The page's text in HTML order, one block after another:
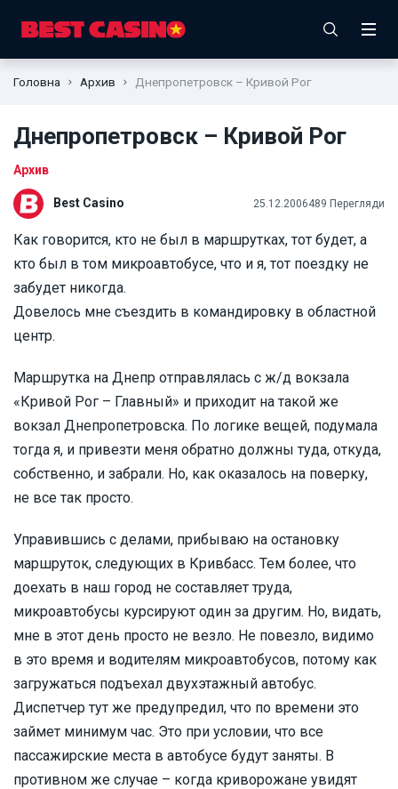
Головна Архив Днепропетровск – Кривой Рог
Днепропетровск – Кривой Рог
Архив
Best Casino 25.12.2006489 Перегляди
Как говорится, кто не был в маршрутках, тот будет, а
кто был в том микроавтобусе, что и я, тот поездку не
забудет никогда.
Довелось мне съездить в командировку в областной
центр.
Маршрутка на Днепр отправлялась с ж/д вокзала
«Кривой Рог – Главный» и приходит на такой же
вокзал Днепропетровска. По логике вещей, подумала
тогда я, и привезти меня обратно должны туда, откуда,
собственно, и забрали. Но, как оказалось на поверку,
не все так просто.
Управившись с делами, прибываю на остановку
маршруток, следующих в Кривбасс. Тем более, что
доехать в наш город не составляет труда,
микроавтобусы курсируют один за другим. Но, видать,
мне в этот день просто не везло. Не повезло, видимо
в это время и водителям микроавтобусов, потому как
загружаться подъехал двухэтажный автобус.
Диспетчер тут же предупредил, что по времени это
займет минимум час. Это при условии, что все
пассажирские места в автобусе будут заняты. В
противном же случае – когда криворожане увидят